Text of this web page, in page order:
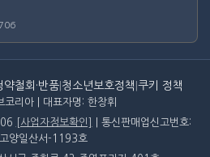
약철회·반품 청소년보호정책 쿠키 정책
코리아 | 대표자명: 한창휘
[사업자정보확인]
| 통신판매업신고번호:
양일산서-1193호